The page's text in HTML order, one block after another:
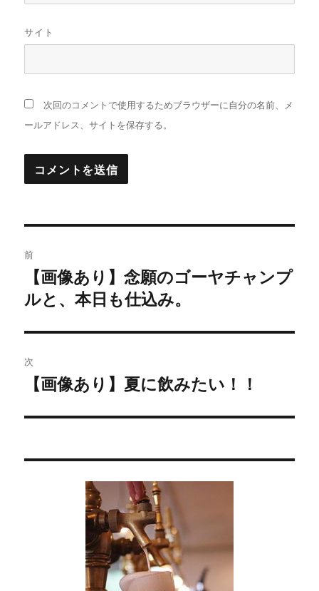
サイト
次回のコメントで使用するためブラウザーに自分の名前、メ
ールアドレス、サイトを保存する。
稿
ナ
ビ
ゲ
ー
シ
前
去
投
稿:
【画像あり】念願のゴーヤチャンプ
ルと、本日も仕込み。
次
投
【画像あり】夏に飲みたい！！